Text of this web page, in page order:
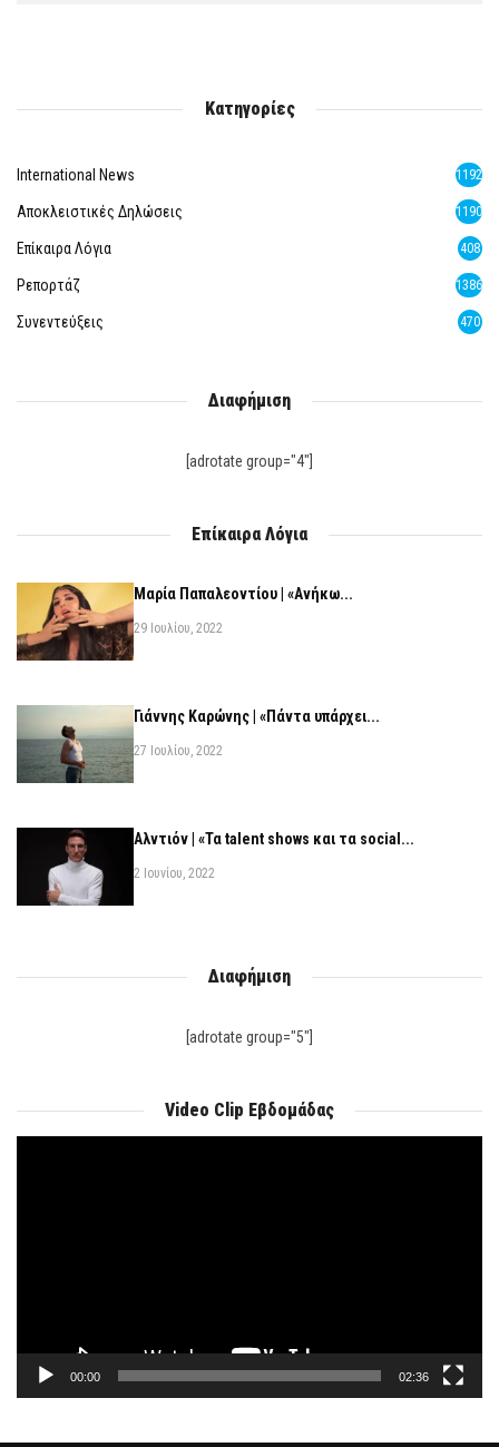
Κατηγορίες
International News 1192
Αποκλειστικές Δηλώσεις 1190
Επίκαιρα Λόγια 408
Ρεπορτάζ 1386
Συνεντεύξεις 470
Διαφήμιση
[adrotate group="4"]
Επίκαιρα Λόγια
Μαρία Παπαλεοντίου | «Ανήκω...
29 Ιουλίου, 2022
Γιάννης Καρώνης | «Πάντα υπάρχει...
27 Ιουλίου, 2022
Αλντιόν | «Τα talent shows και τα social...
2 Ιουνίου, 2022
Διαφήμιση
[adrotate group="5"]
Video Clip Εβδομάδας
00:00 02:36